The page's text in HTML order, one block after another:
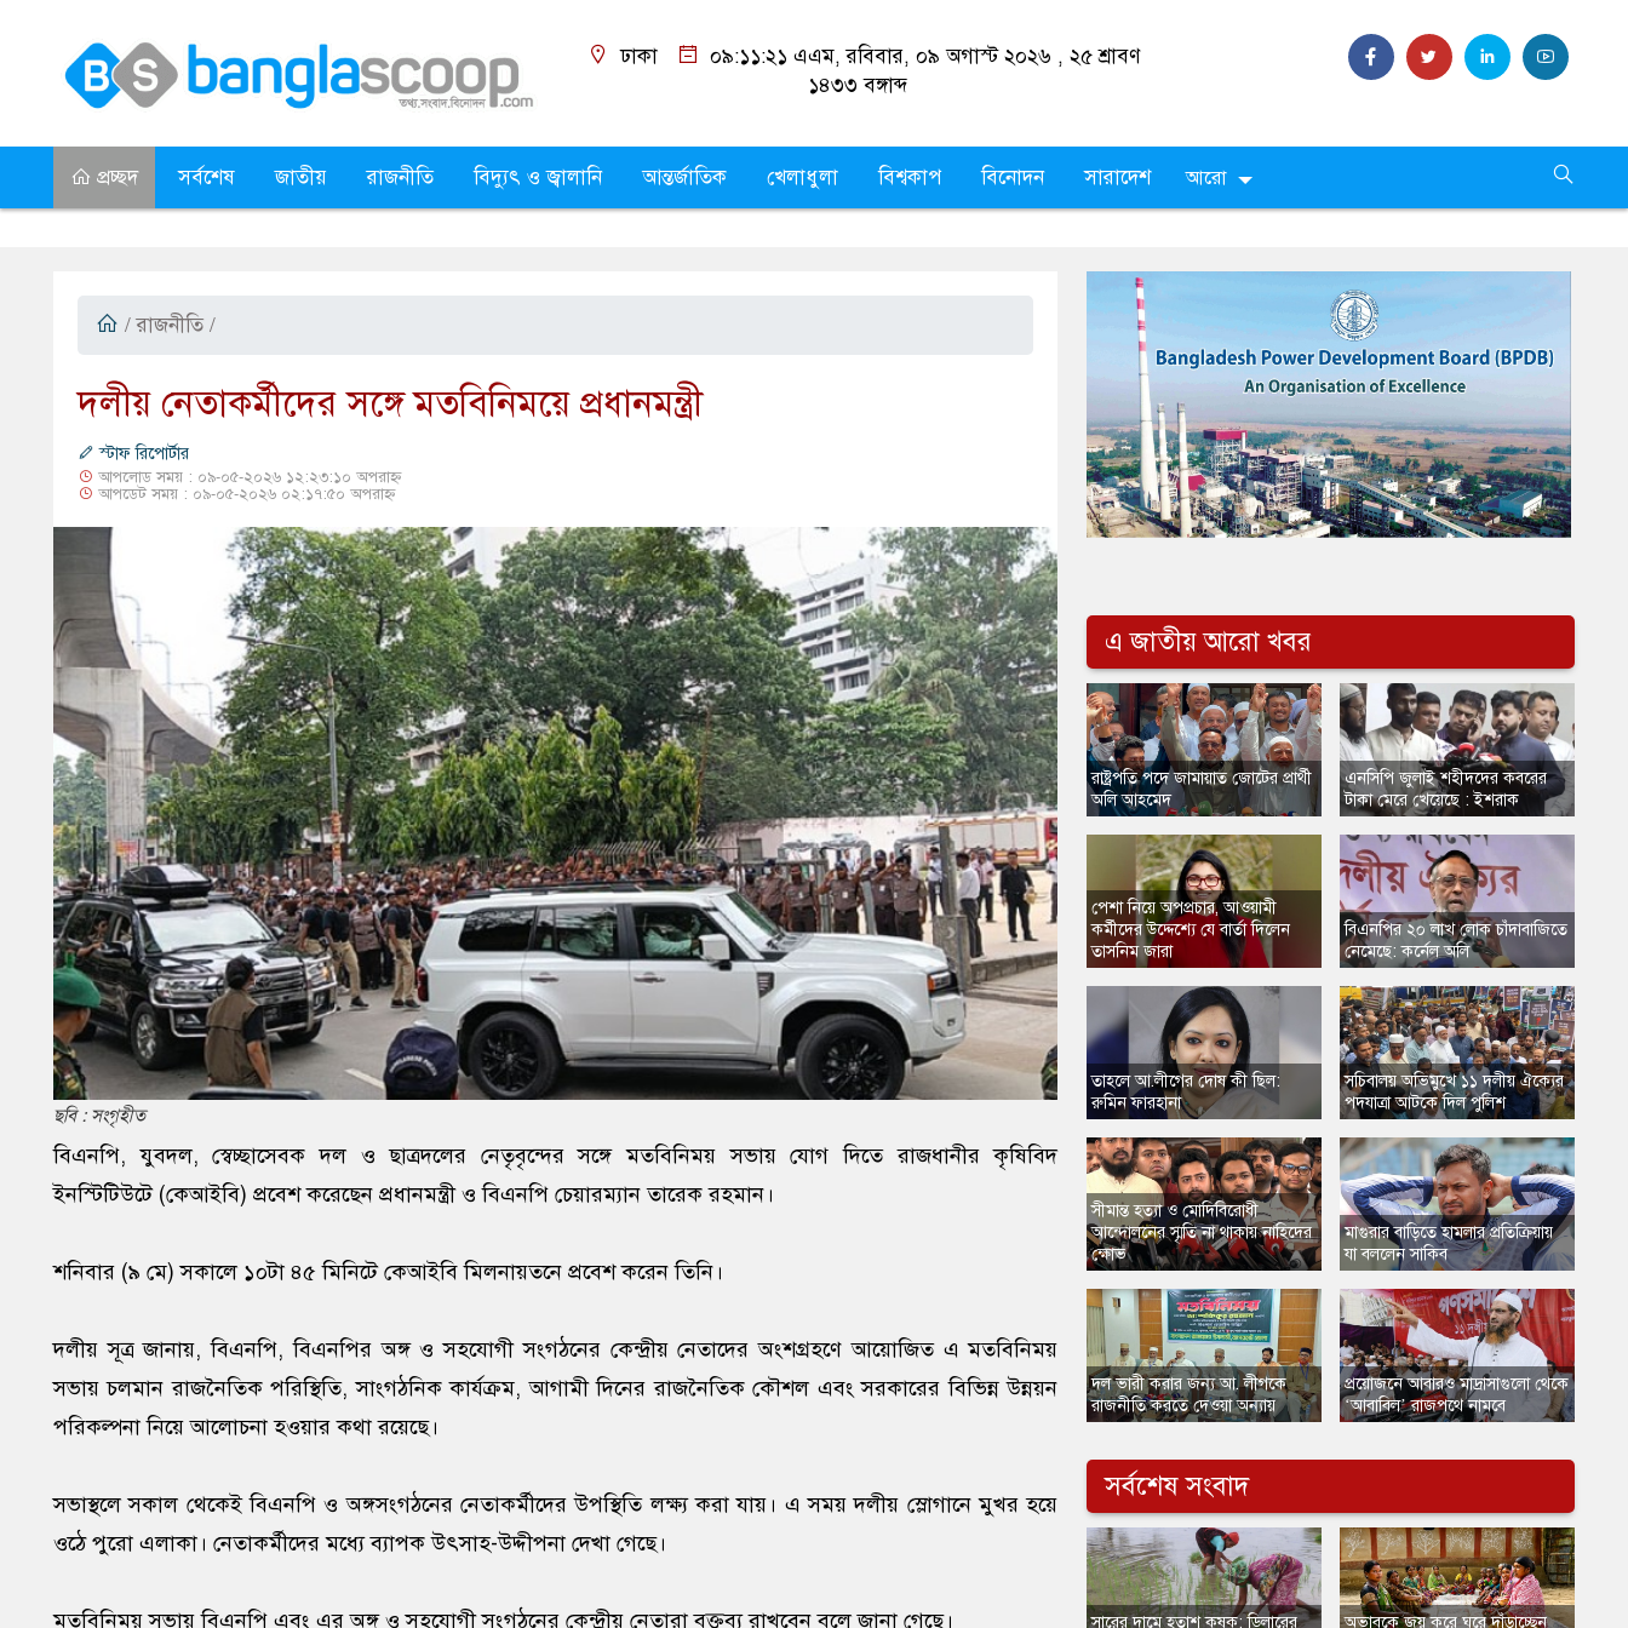
ঢাকা ০৯:১১:২২ এএম, রবিবার, ০৯ অগাস্ট ২০২৬ ,২৫ শ্রাবণ
১৪৩৩ বঙ্গাব্দ
প্রচ্ছদ সর্বশেষ জাতীয় রাজনীতি বিদ্যুৎ ও জ্বালানি আন্তর্জাতিক খেলাধুলা বিশ্বকাপ বিনোদন সারাদেশ আরো
/ রাজনীতি /
দলীয় নেতাকর্মীদের সঙ্গে মতবিনিময়ে প্রধানমন্ত্রী
স্টাফ রিপোর্টার
আপলোড সময় : ০৯-০৫-২০২৬ ১২:২৩:১০ অপরাহ্ন
আপডেট সময় : ০৯-০৫-২০২৬ ০২:১৭:৫০ অপরাহ্ন
ছবি : সংগৃহীত
বিএনপি, যুবদল, স্বেচ্ছাসেবক দল ও ছাত্রদলের নেতৃবৃন্দের সঙ্গে মতবিনিময় সভায় যোগ দিতে রাজধানীর কৃষিবিদ
ইনস্টিটিউটে (কেআইবি) প্রবেশ করেছেন প্রধানমন্ত্রী ও বিএনপি চেয়ারম্যান তারেক রহমান।
শনিবার (৯ মে) সকালে ১০টা ৪৫ মিনিটে কেআইবি মিলনায়তনে প্রবেশ করেন তিনি।
দলীয় সূত্র জানায়, বিএনপি, বিএনপির অঙ্গ ও সহযোগী সংগঠনের কেন্দ্রীয় নেতাদের অংশগ্রহণে আয়োজিত এ মতবিনিময়
সভায় চলমান রাজনৈতিক পরিস্থিতি, সাংগঠনিক কার্যক্রম, আগামী দিনের রাজনৈতিক কৌশল এবং সরকারের বিভিন্ন উন্নয়ন
পরিকল্পনা নিয়ে আলোচনা হওয়ার কথা রয়েছে।
সভাস্থলে সকাল থেকেই বিএনপি ও অঙ্গসংগঠনের নেতাকর্মীদের উপস্থিতি লক্ষ্য করা যায়। এ সময় দলীয় স্লোগানে মুখর হয়ে
ওঠে পুরো এলাকা। নেতাকর্মীদের মধ্যে ব্যাপক উৎসাহ-উদ্দীপনা দেখা গেছে।
মতবিনিময় সভায় বিএনপি এবং এর অঙ্গ ও সহযোগী সংগঠনের কেন্দ্রীয় নেতারা বক্তব্য রাখবেন বলে জানা গেছে।
এ জাতীয় আরো খবর
রাষ্ট্রপতি পদে জামায়াত জোটের প্রার্থী
অলি আহমেদ
পেশা নিয়ে অপপ্রচার, আওয়ামী
কর্মীদের উদ্দেশ্যে যে বার্তা দিলেন
তাসনিম জারা
তাহলে আ.লীগের দোষ কী ছিল:
রুমিন ফারহানা
সীমান্ত হত্যা ও মোদিবিরোধী
আন্দোলনের স্মৃতি না থাকায় নাহিদের
ক্ষোভ
দল ভারী করার জন্য আ. লীগকে
রাজনীতি করতে দেওয়া অন্যায়
এনসিপি জুলাই শহীদদের কবরের
টাকা মেরে খেয়েছে : ইশরাক
​বিএনপির ২০ লাখ লোক চাঁদাবাজিতে
নেমেছে: কর্নেল অলি
সচিবালয় অভিমুখে ১১ দলীয় ঐক্যের
পদযাত্রা আটকে দিল পুলিশ
​মাগুরার বাড়িতে হামলার প্রতিক্রিয়ায়
যা বললেন সাকিব
​প্রয়োজনে আবারও মাদ্রাসাগুলো থেকে
‘আবাবিল’ রাজপথে নামবে
সর্বশেষ সংবাদ
সারের দামে হতাশ কৃষক: ডিলারের
অভাবকে জয় করে ঘুরে দাঁড়াচ্ছেন